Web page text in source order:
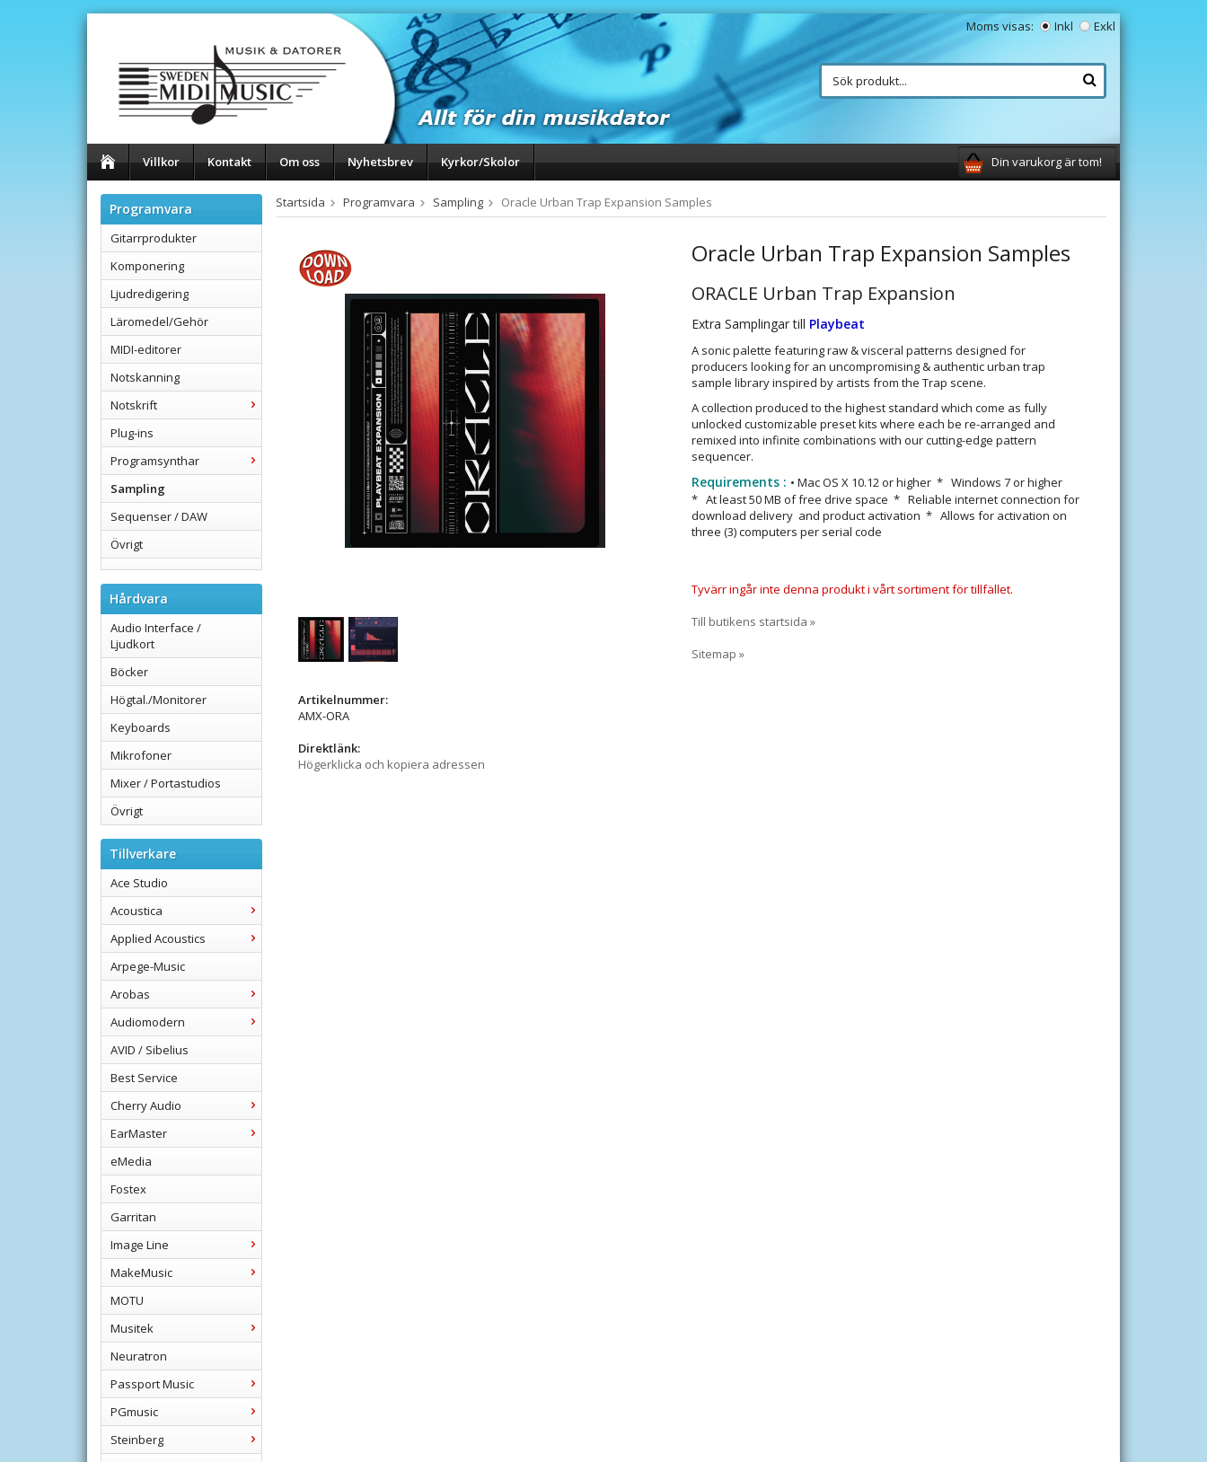
Moms visas: Inkl Exkl
Villkor Kontakt Om oss Nyhetsbrev Kyrkor/Skolor Din varukorg är tom!
Programvara
Gitarrprodukter
Komponering
Ljudredigering
Läromedel/Gehör
MIDI-editorer
Notskanning
Notskrift
Plug-ins
Programsynthar
Sampling
Sequenser / DAW
Övrigt
Hårdvara
Audio Interface /
Ljudkort
Böcker
Högtal./Monitorer
Keyboards
Mikrofoner
Mixer / Portastudios
Övrigt
Tillverkare
Ace Studio
Acoustica
Applied Acoustics
Arpege-Music
Arobas
Audiomodern
AVID / Sibelius
Best Service
Cherry Audio
EarMaster
eMedia
Fostex
Garritan
Image Line
MakeMusic
MOTU
Musitek
Neuratron
Passport Music
PGmusic
Steinberg
Startsida Programvara Sampling Oracle Urban Trap Expansion Samples
Oracle Urban Trap Expansion Samples
ORACLE Urban Trap Expansion
Extra Samplingar till Playbeat
A sonic palette featuring raw & visceral patterns designed for
producers looking for an uncompromising & authentic urban trap
sample library inspired by artists from the Trap scene.
A collection produced to the highest standard which come as fully
unlocked customizable preset kits where each be re-arranged and
remixed into infinite combinations with our cutting-edge pattern
sequencer.
Requirements : • Mac OS X 10.12 or higher * Windows 7 or higher
* At least 50 MB of free drive space * Reliable internet connection for
download delivery and product activation * Allows for activation on
three (3) computers per serial code
Tyvärr ingår inte denna produkt i vårt sortiment för tillfället.
Till butikens startsida »
Sitemap »
Artikelnummer:
AMX-ORA
Direktlänk:
Högerklicka och kopiera adressen